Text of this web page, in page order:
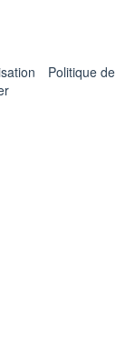
Politique de